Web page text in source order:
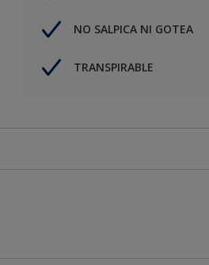
NO SALPICA NI GOTEA
TRANSPIRABLE